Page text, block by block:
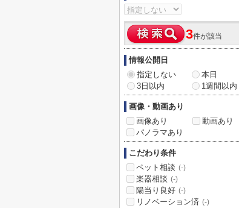
3件が該当
情報公開日
指定しない
本日
3日以内
1週間以内
画像・動画あり
画像あり
動画あり
パノラマあり
こだわり条件
ペット相談 (-)
楽器相談 (-)
陽当り良好 (-)
リノベーション済 (-)